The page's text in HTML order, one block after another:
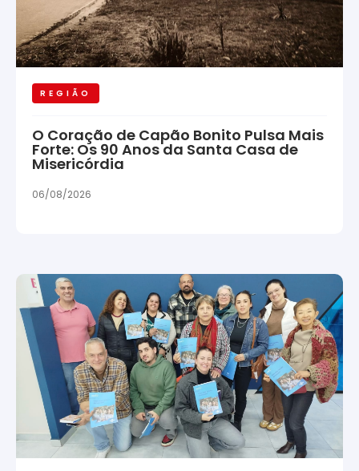
REGIÃO
O Coração de Capão Bonito Pulsa Mais
Forte: Os 90 Anos da Santa Casa de
Misericórdia
06/08/2026